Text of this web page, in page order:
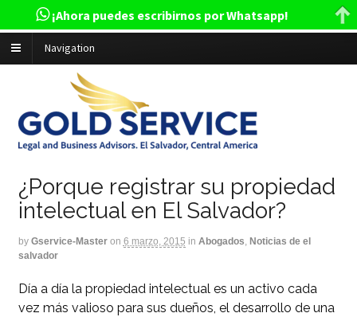
Navigation
¿Porque registrar su propiedad
intelectual en El Salvador?
by Gservice-Master on 6 marzo, 2015 in Abogados Noticias de el
salvador
Día a día la propiedad intelectual es un activo cada
vez más valioso para sus dueños, el desarrollo de una
¡Ahora puedes escribirnos por Whatsapp!